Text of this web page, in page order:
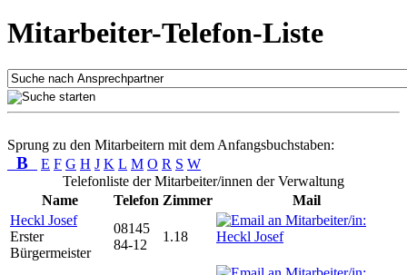
Mitarbeiter-Telefon-Liste
Sprung zu den Mitarbeitern mit dem Anfangsbuchstaben:
B E F G H J K L M O R S W
Telefonliste der Mitarbeiter/innen der Verwaltung
Name
Telefon Zimmer
Mail
Heckl Josef
Erster
Bürgermeister
08145
84-12
1.18